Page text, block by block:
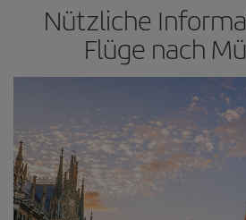
Nützliche
Flüge nach